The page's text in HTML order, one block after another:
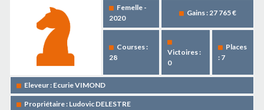
Femelle -
2020
Gains : 27 765 €
Courses :
28
Victoires :
0
Places
: 7
Eleveur : Ecurie VIMOND
Propriétaire : Ludovic DELESTRE